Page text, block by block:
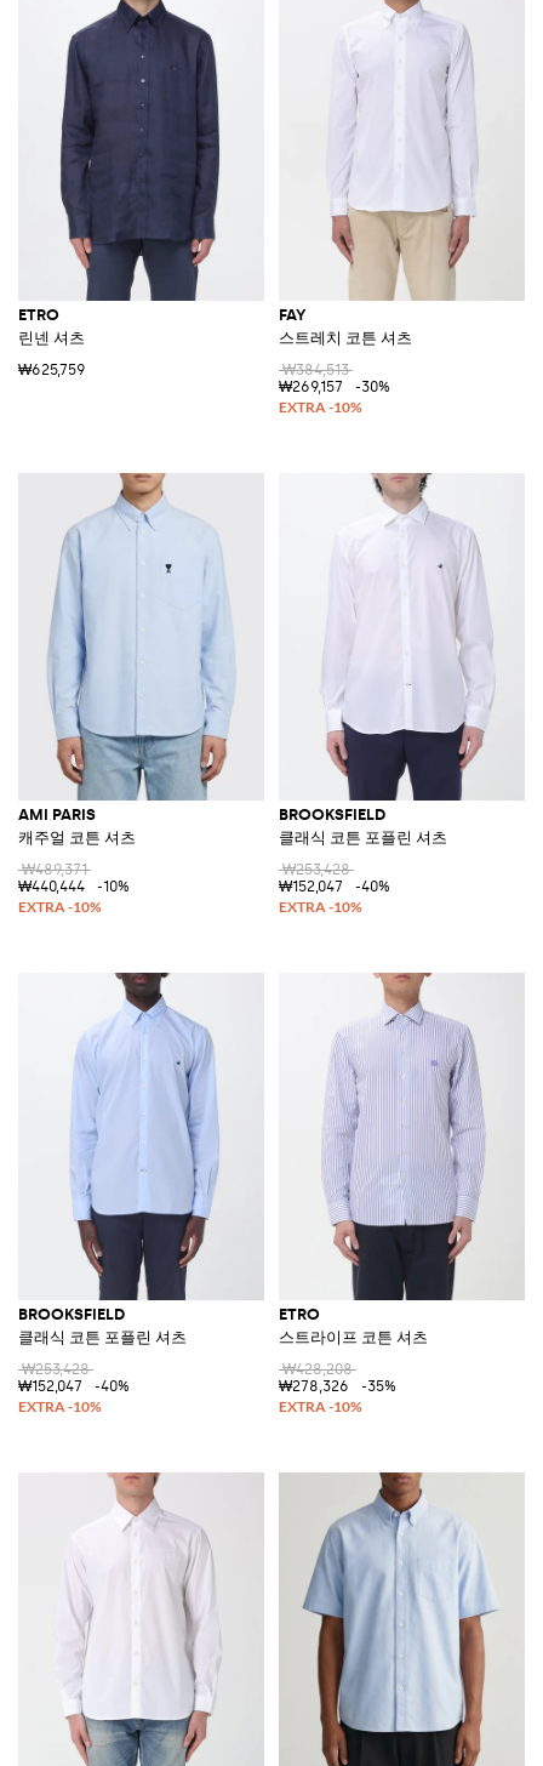
ETRO
린넨 셔츠
₩625,759
FAY
스트레치 코튼 셔츠
₩384,513
₩269,157
-30%
AMI PARIS
캐주얼 코튼 셔츠
₩489,371
₩440,444
-10%
BROOKSFIELD
클래식 코튼 포플린 셔츠
₩253,428
₩152,047
-40%
BROOKSFIELD
클래식 코튼 포플린 셔츠
₩253,428
₩152,047
-40%
ETRO
스트라이프 코튼 셔츠
₩428,208
₩278,326
-35%